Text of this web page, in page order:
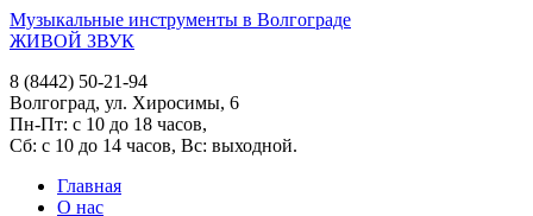
Музыкальные инструменты в Волгограде
ЖИВОЙ ЗВУК
8 (8442) 50-21-94
Волгоград, ул. Хиросимы, 6
Пн-Пт: с 10 до 18 часов,
Сб: с 10 до 14 часов, Вс: выходной.
Главная
О нас